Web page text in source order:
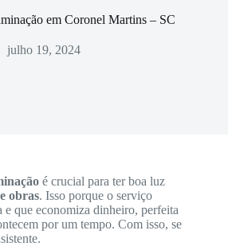
em Coronel Martins – SC
julho 19, 2024
é crucial para ter boa luz
obras. Isso porque o serviço
e que economiza dinheiro, perfeita
por um tempo. Com isso, se